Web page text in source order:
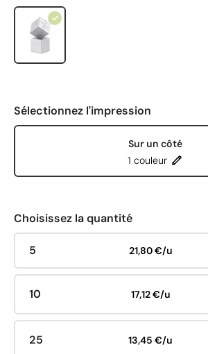
Sélectionnez l'impression
Sur un côté
1 couleur
Choisissez la quantité
5 21,80 €/u
10 17,12 €/u
25 13,45 €/u